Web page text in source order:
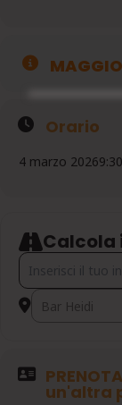
Orario
4 marzo 20269:30
Calcola
Address -
Destination
un'altra